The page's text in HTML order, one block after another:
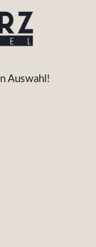
Auswahl!